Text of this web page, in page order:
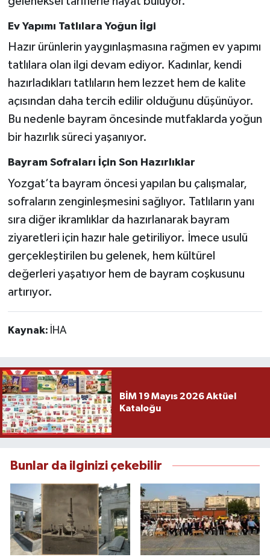
Ev Yapımı Tatlılara Yoğun İlgi
Hazır ürünlerin yaygınlaşmasına rağmen ev yapımı
tatlılara olan ilgi devam ediyor. Kadınlar, kendi
hazırladıkları tatlıların hem lezzet hem de kalite
açısından daha tercih edilir olduğunu düşünüyor.
Bu nedenle bayram öncesinde mutfaklarda yoğun
bir hazırlık süreci yaşanıyor.
Bayram Sofraları İçin Son Hazırlıklar
Yozgat’ta bayram öncesi yapılan bu çalışmalar,
sofraların zenginleşmesini sağlıyor. Tatlıların yanı
sıra diğer ikramlıklar da hazırlanarak bayram
ziyaretleri için hazır hale getiriliyor. İmece usulü
gerçekleştirilen bu gelenek, hem kültürel
değerleri yaşatıyor hem de bayram coşkusunu
artırıyor.
Kaynak: İHA
BİM 19 Mayıs 2026 Aktüel
Kataloğu
Bunlar da ilginizi çekebilir